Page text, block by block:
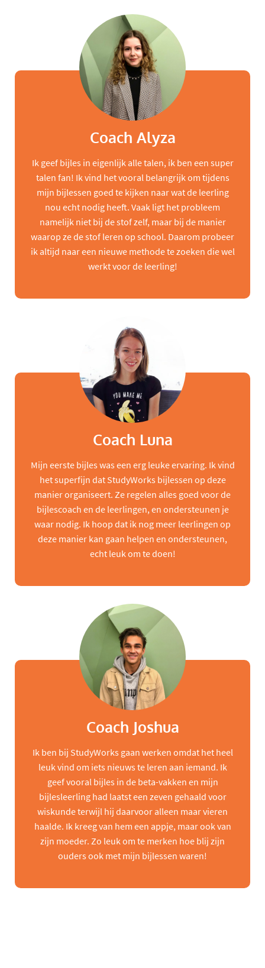
Coach Alyza
Ik geef bijles in eigenlijk alle talen, ik ben een super
talen fan! Ik vind het vooral belangrijk om tijdens
mijn bijlessen goed te kijken naar wat de leerling
nou echt nodig heeft. Vaak ligt het probleem
namelijk niet bij de stof zelf, maar bij de manier
waarop ze de stof leren op school. Daarom probeer
ik altijd naar een nieuwe methode te zoeken die wel
werkt voor de leerling!
Coach Luna
Mijn eerste bijles was een erg leuke ervaring. Ik vind
het superfijn dat StudyWorks bijlessen op deze
manier organiseert. Ze regelen alles goed voor de
bijlescoach en de leerlingen, en ondersteunen je
waar nodig. Ik hoop dat ik nog meer leerlingen op
deze manier kan gaan helpen en ondersteunen,
echt leuk om te doen!
Coach Joshua
Ik ben bij StudyWorks gaan werken omdat het heel
leuk vind om iets nieuws te leren aan iemand. Ik
geef vooral bijles in de beta-vakken en mijn
bijlesleerling had laatst een zeven gehaald voor
wiskunde terwijl hij daarvoor alleen maar vieren
haalde. Ik kreeg van hem een appje, maar ook van
zijn moeder. Zo leuk om te merken hoe blij zijn
ouders ook met mijn bijlessen waren!